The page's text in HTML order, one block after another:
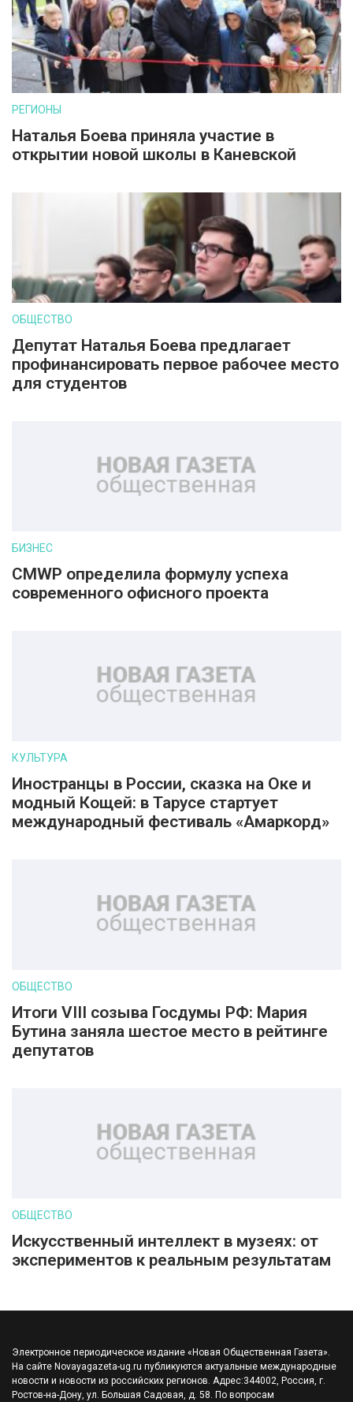
РЕГИОНЫ
Наталья Боева приняла участие в
открытии новой школы в Каневской
ОБЩЕСТВО
Депутат Наталья Боева предлагает
профинансировать первое рабочее место
для студентов
БИЗНЕС
CMWP определила формулу успеха
современного офисного проекта
КУЛЬТУРА
Иностранцы в России, сказка на Оке и
модный Кощей: в Тарусе стартует
международный фестиваль «Амаркорд»
ОБЩЕСТВО
Итоги VIII созыва Госдумы РФ: Мария
Бутина заняла шестое место в рейтинге
депутатов
ОБЩЕСТВО
Искусственный интеллект в музеях: от
экспериментов к реальным результатам
Электронное периодическое издание «Новая Общественная Газета».
На сайте Novayagazeta-ug.ru публикуются актуальные международные
новости и новости из российских регионов. Адрес:344002, Россия, г.
Ростов-на-Дону, ул. Большая Садовая, д. 58. По вопросам